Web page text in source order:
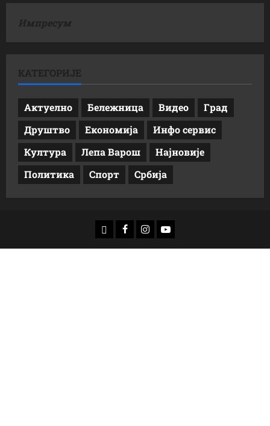
Импресум
КАТЕГОРИЈЕ
Актуелно Бележница Видео
Град
Друштво
Економија
Инфо сервис
Култура
Лепа Варош
Најновије
Политика
Спорт Србија
доwнлоад
Фацебоок
Инстаграм
Yоутубе